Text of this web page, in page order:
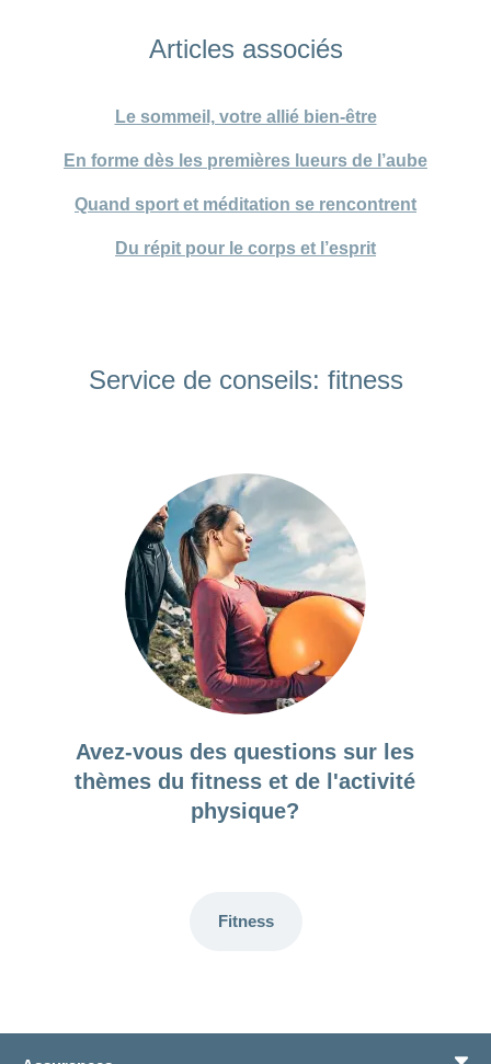
Articles associés
Le sommeil, votre allié bien-être
En forme dès les premières lueurs de l’aube
Quand sport et méditation se rencontrent
Du répit pour le corps et l’esprit
Service de conseils: fitness
Avez-vous des questions sur les
thèmes du fitness et de l'activité
physique?
Fitness